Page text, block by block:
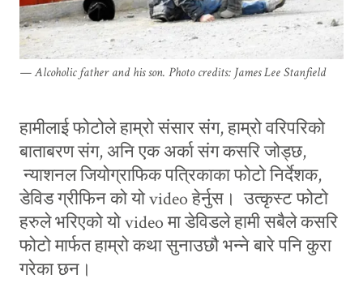
Alcoholic father and his son. Photo credits: James Lee Stanfield
हामीलाई फोटोले हाम्रो संसार संग, हाम्रो वरिपरिको
बाताबरण संग, अनि एक अर्का संग कसरि जोड्छ,
न्याशनल जियोग्राफिक पत्रिकाका फोटो निर्देशक,
डेविड ग्रीफिन को यो video हेर्नुस। उत्कृस्ट फोटो
हरुले भरिएको यो video मा डेविडले हामी सबैले कसरि
फोटो मार्फत हाम्रो कथा सुनाउछौ भन्ने बारे पनि कुरा
गरेका छन।